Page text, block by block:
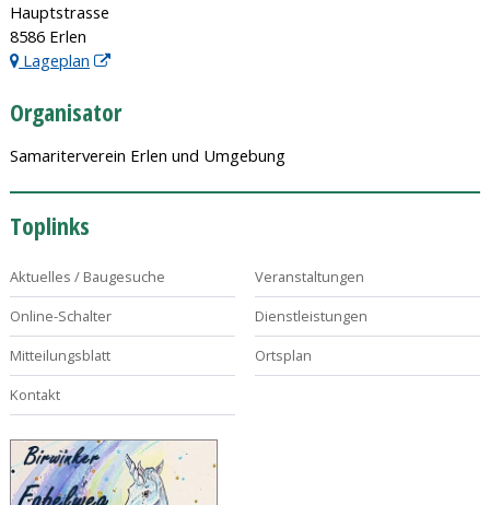
Hauptstrasse
8586 Erlen
Lageplan
Organisator
Samariterverein Erlen und Umgebung
Toplinks
Aktuelles / Baugesuche
Veranstaltungen
Online-Schalter
Dienstleistungen
Mitteilungsblatt
Ortsplan
Kontakt